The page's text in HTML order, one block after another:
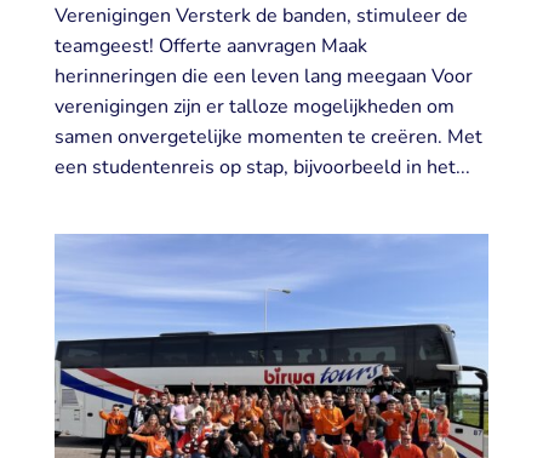
Verenigingen Versterk de banden, stimuleer de
teamgeest! Offerte aanvragen Maak
herinneringen die een leven lang meegaan Voor
verenigingen zijn er talloze mogelijkheden om
samen onvergetelijke momenten te creëren. Met
een studentenreis op stap, bijvoorbeeld in het...